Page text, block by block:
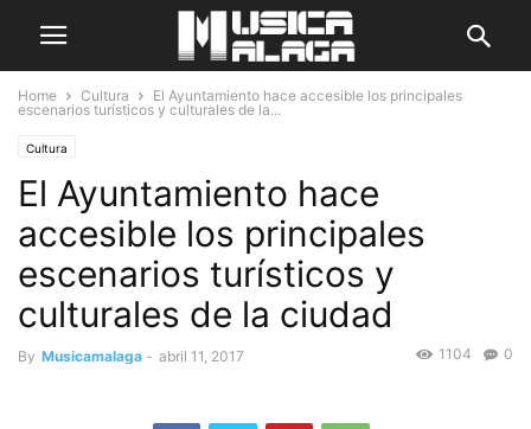
Home Cultura
El Ayuntamiento hace accesible los principales
escenarios turísticos y culturales de la...
Cultura
El Ayuntamiento hace
accesible los principales
escenarios turísticos y
culturales de la ciudad
By Musicamalaga - abril 11, 2017 0
1104